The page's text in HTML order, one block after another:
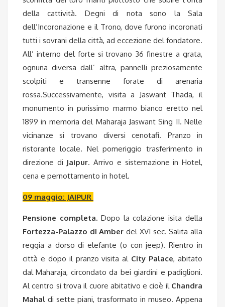
della cattività. Degni di nota sono la Sala
dell’Incoronazione e il Trono, dove furono incoronati
tutti i sovrani della città, ad eccezione del fondatore.
All’ interno del forte si trovano 36 finestre a grata,
ognuna diversa dall’ altra, pannelli preziosamente
scolpiti e transenne forate di arenaria
rossa.Successivamente, visita a Jaswant Thada, il
monumento in purissimo marmo bianco eretto nel
1899 in memoria del Maharaja Jaswant Sing II. Nelle
vicinanze si trovano diversi cenotafi. Pranzo in
ristorante locale. Nel pomeriggio trasferimento in
direzione di Jaipur. Arrivo e sistemazione in Hotel,
cena e pernottamento in hotel.
09 maggio: JAIPUR
Pensione completa.Dopo la colazione isita della
Fortezza-Palazzo di Amberdel XVI sec. Salita alla
reggia a dorso di elefante (o con jeep). Rientro in
città e dopo il pranzovisita al City Palace, abitato
dal Maharaja, circondato da bei giardini e padiglioni.
Al centro si trova il cuore abitativo e cioè il Chandra
Mahal di sette piani, trasformato in museo. Appena